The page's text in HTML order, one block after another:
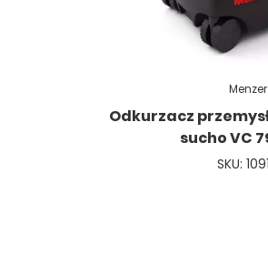
Menzer
Odkurzacz
sucho VC
SKU: